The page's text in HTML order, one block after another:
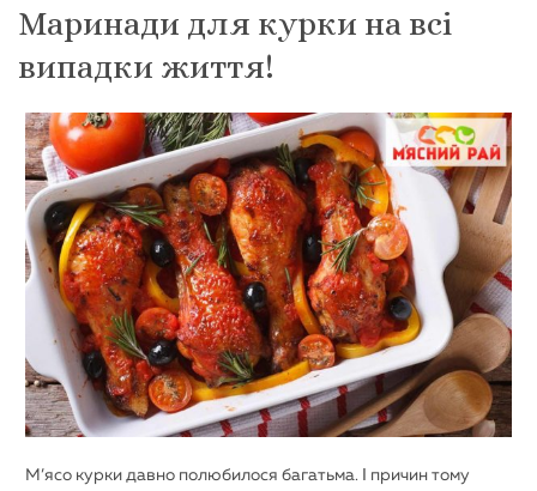
Маринади для курки на всі
випадки життя!
М’ясо курки давно полюбилося багатьма. І причин тому